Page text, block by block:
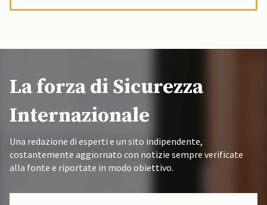
La forza di Sicurezza
Internazionale
Una redazione di esperti e un sito indipendente,
costantemente aggiornato con notizie sempre verificate
alla fonte e riportate in modo obiettivo.